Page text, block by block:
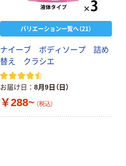
バリエーション一覧へ（21）
ナイーブ ボディソープ 詰め
替え クラシエ
お届け日 8月9日（日）
￥288~ （税込）